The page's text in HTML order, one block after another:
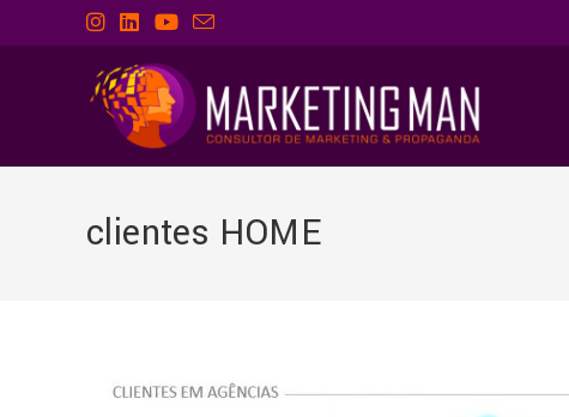
clientes HOME